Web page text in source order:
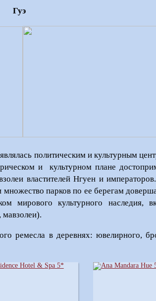
Гуэ
политическим и культурным
и
культурном плане
властителей Нгуен и
парков по ее берегам
мирового культурного наследия,
ремесла в деревнях: ювелирного,